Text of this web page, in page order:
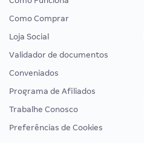
Como Comprar
Loja Social
Validador de documentos
Conveniados
Programa de Afiliados
Trabalhe Conosco
Preferências de Cookies